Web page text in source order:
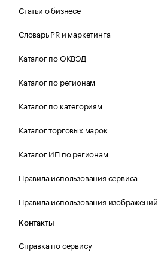
Статьи о бизнесе
Словарь PR и маркетинга
Каталог по ОКВЭД
Каталог по регионам
Каталог по категориям
Каталог торговых марок
Каталог ИП по регионам
Правила использования сервиса
Правила использования изображений
Контакты
Справка по сервису